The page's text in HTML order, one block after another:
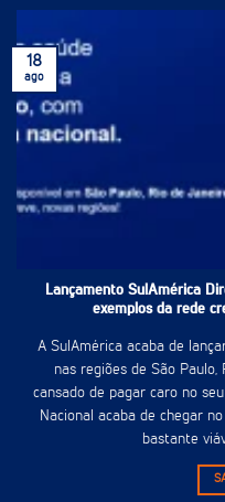
Lançamento SulAmérica
exemplos da rede
A SulAmérica acaba de
nas regiões de São
cansado de pagar caro no
Nacional acaba de chegar
bastante
18
ago